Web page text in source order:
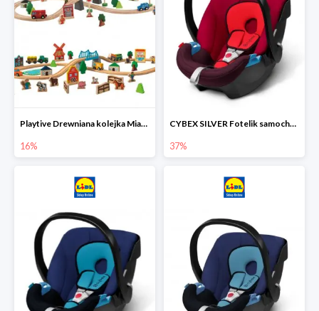
Playtive Drewniana kolejka Miasto lub Farma
16%
CYBEX SILVER Fotelik samochodowy
37%